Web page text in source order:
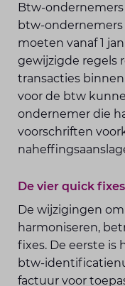
Btw-
btw-ondernemers
moeten vanaf 1
gewijzigde regels
transacties
voor de btw
ondernemer die
voorschriften
De vier quick fixes
De wijzigingen
harmoniseren,
fixes. De eerste is
btw-
factuur voor